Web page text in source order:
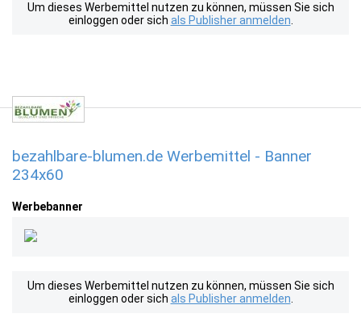
Um dieses Werbemittel nutzen zu können, müssen Sie sich
einloggen oder sich als Publisher anmelden
bezahlbare-blumen.de Werbemittel - Banner
234x60
Werbebanner
Um dieses Werbemittel nutzen zu können, müssen Sie sich
einloggen oder sich als Publisher anmelden